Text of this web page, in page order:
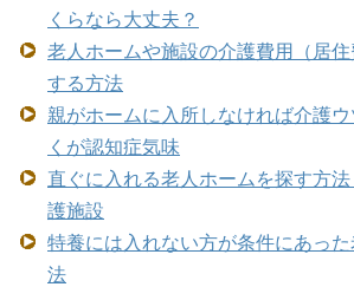
くらなら大丈夫？
老人ホームや施設の介護費用（居住
する方法
親がホームに入所しなければ介護
くが認知症気味
直ぐに入れる老人ホームを探す方
護施設
特養には入れない方が条件にあっ
法